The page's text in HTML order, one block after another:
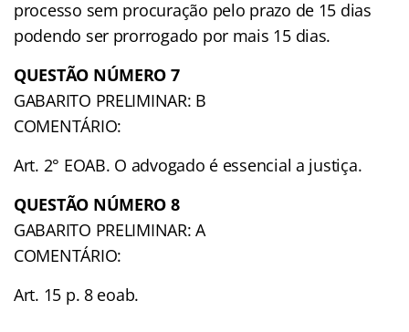
processo sem procuração pelo prazo de 15 dias
podendo ser prorrogado por mais 15 dias.
QUESTÃO NÚMERO 7
GABARITO PRELIMINAR: B
COMENTÁRIO:
Art. 2° EOAB. O advogado é essencial a justiça.
QUESTÃO NÚMERO 8
GABARITO PRELIMINAR: A
COMENTÁRIO:
Art. 15 p. 8 eoab.